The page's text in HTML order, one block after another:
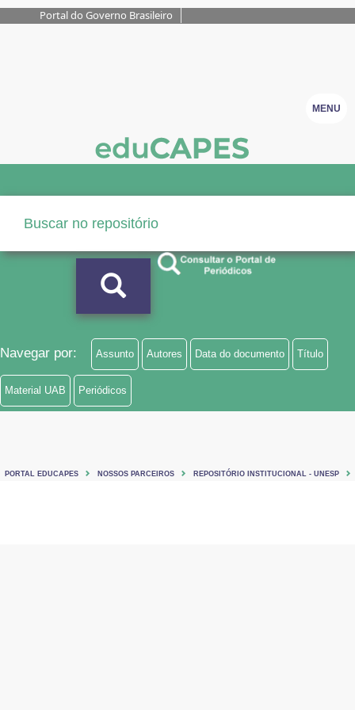
Portal do Governo Brasileiro
MENU
Navegar por: Assunto Autores Data do documento Título
Material UAB Periódicos
PORTAL EDUCAPES NOSSOS PARCEIROS REPOSITÓRIO INSTITUCIONAL - UNESP